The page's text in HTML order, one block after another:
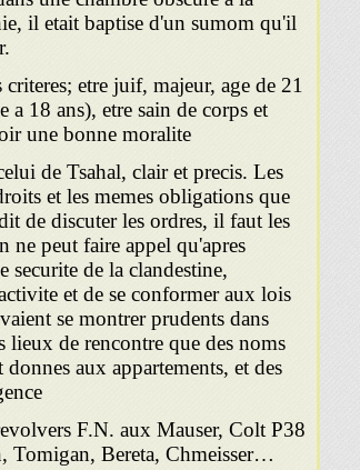
il etait baptise d'un sumom qu'il
etre juif, majeur, age de 21
a 18 ans), etre sain de corps et
une bonne moralite.
de Tsahal, clair et precis. Les
et les memes obligations que
de discuter les ordres, il faut les
ne peut faire appel qu'apres
securite de la clandestine,
et de se conformer aux lois
se montrer prudents dans
lieux de rencontre que des noms
aux appartements, et des
F.N. aux Mauser, Colt P38
Tomigan, Bereta, Chmeisser…